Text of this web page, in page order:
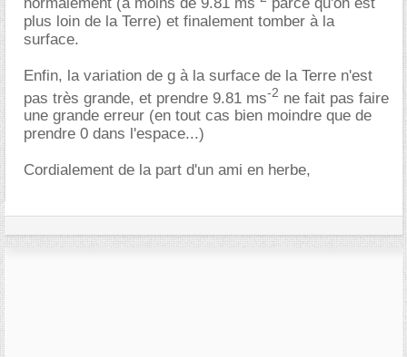
plus loin de la Terre) et finalement tomber à la
surface.
Enfin, la variation de g à la surface de la Terre n'est
pas très grande, et prendre 9.81 ms-2 ne fait pas faire
une grande erreur (en tout cas bien moindre que de
prendre 0 dans l'espace...)
Cordialement de la part d'un ami en herbe,